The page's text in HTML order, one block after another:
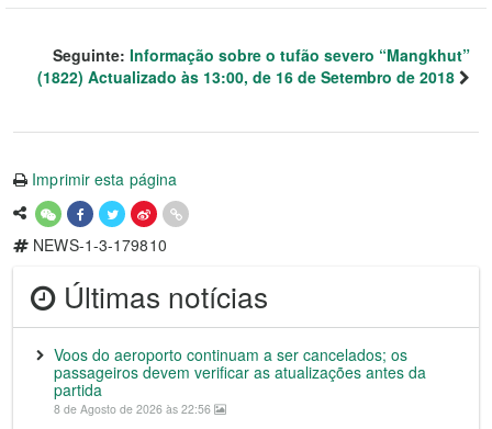
Seguinte: Informação sobre o tufão severo “Mangkhut”
(1822) Actualizado às 13:00, de 16 de Setembro de 2018
Imprimir esta página
NEWS-1-3-179810
Últimas notícias
Voos do aeroporto continuam a ser cancelados; os
passageiros devem verificar as atualizações antes da
partida
8 de Agosto de 2026 às 22:56